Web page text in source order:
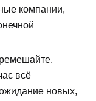
компании,
всё
новых,